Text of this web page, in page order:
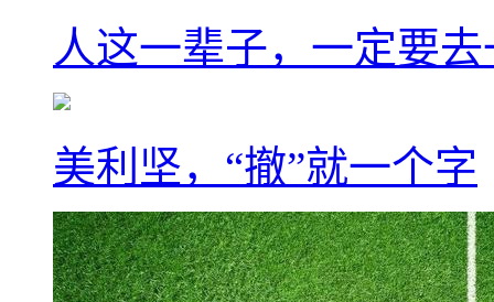
人这一辈子，一定要
美利坚，“撤”就一个字